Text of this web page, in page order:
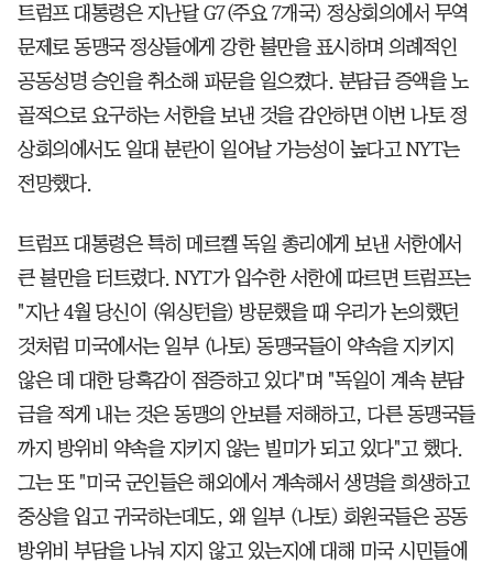
트럼프 대통령은 지난달 G7(주요 7개국) 정상회의에서 무역
문제로 동맹국 정상들에게 강한 불만을 표시하며 의례적인
공동성명 승인을 취소해 파문을 일으켰다. 분담금 증액을 노
골적으로 요구하는 서한을 보낸 것을 감안하면 이번 나토 정
상회의에서도 일대 분란이 일어날 가능성이 높다고 NYT는
전망했다.
트럼프 대통령은 특히 메르켈 독일 총리에게 보낸 서한에서
큰 불만을 터트렸다. NYT가 입수한 서한에 따르면 트럼프는
"지난 4월 당신이 (워싱턴을) 방문했을 때 우리가 논의했던
것처럼 미국에서는 일부 (나토) 동맹국들이 약속을 지키지
않은 데 대한 당혹감이 점증하고 있다"며 "독일이 계속 분담
금을 적게 내는 것은 동맹의 안보를 저해하고, 다른 동맹국들
까지 방위비 약속을 지키지 않는 빌미가 되고 있다"고 했다.
그는 또 "미국 군인들은 해외에서 계속해서 생명을 희생하고
중상을 입고 귀국하는데도, 왜 일부 (나토) 회원국들은 공동
방위비 부담을 나눠 지지 않고 있는지에 대해 미국 시민들에